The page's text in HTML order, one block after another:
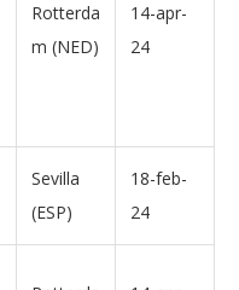
Rotterda
m (NED)
14-apr-
24
Sevilla
(ESP)
18-feb-
24